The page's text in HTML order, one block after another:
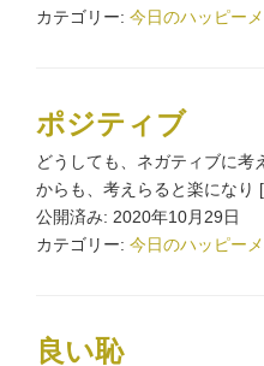
カテゴリー: 今日のハッピー
ポジティブ
どうしても、ネガティブに考
からも、考えらると楽になり
公開済み: 2020年10月29日
カテゴリー: 今日のハッピー
良い恥